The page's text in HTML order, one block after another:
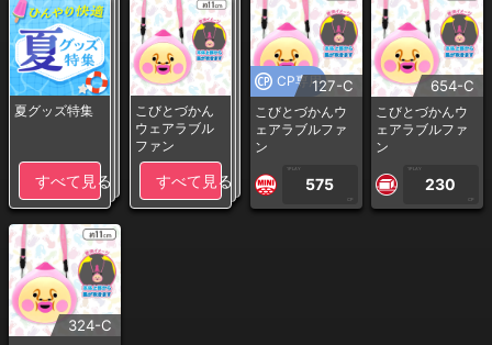
夏グッズ特集
すべて見る
こびとづかん
ウェアラブル
ファン
すべて見る
CP専用127-C
こびとづかんウ
ェアラブルファ
ン
1PLAY
575
CP
654-C
こびとづかんウ
ェアラブルファ
ン
1PLAY
230
CP
324-C